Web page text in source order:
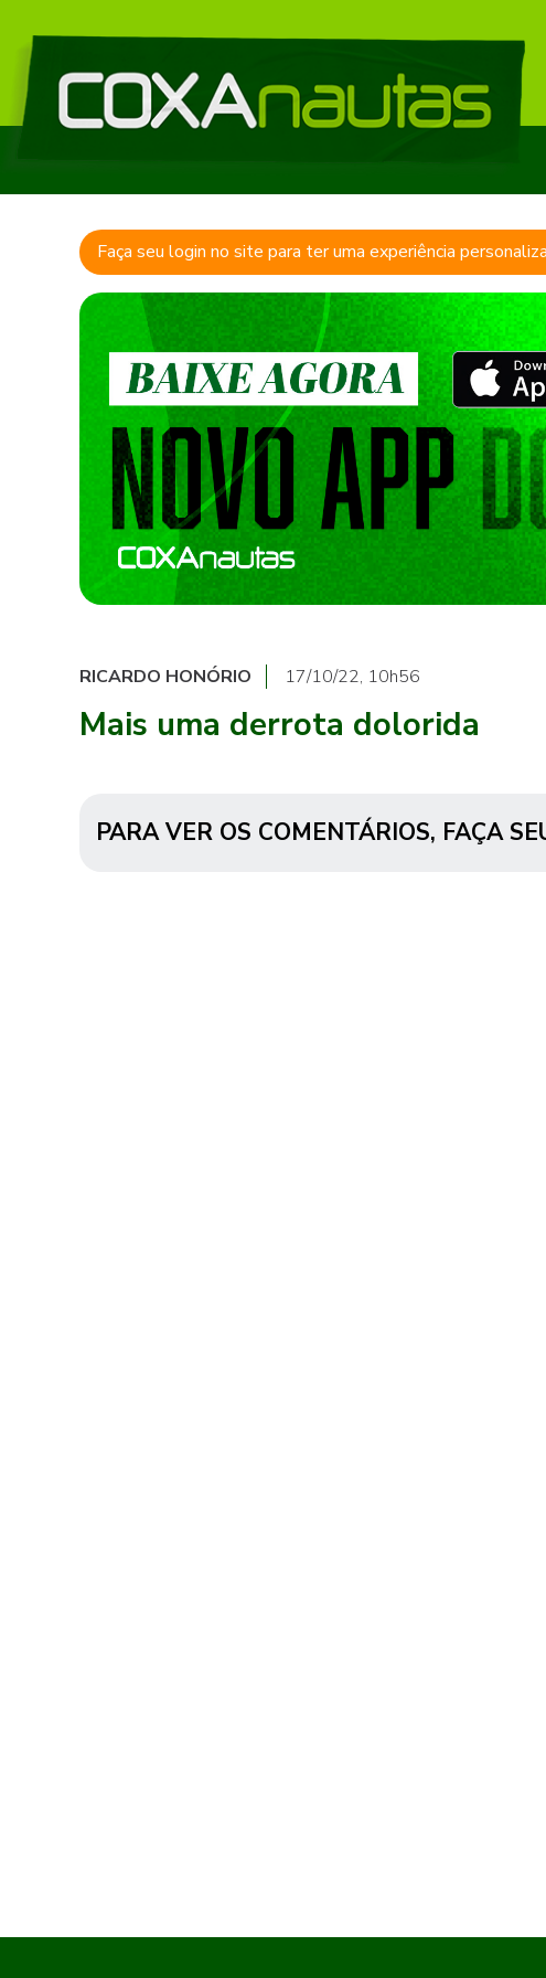
Faça seu login no site para ter uma experiência
RICARDO HONÓRIO 17/10/22, 10h56
Mais uma derrota dolorida
PARA VER OS COMENTÁRIOS, FAÇA